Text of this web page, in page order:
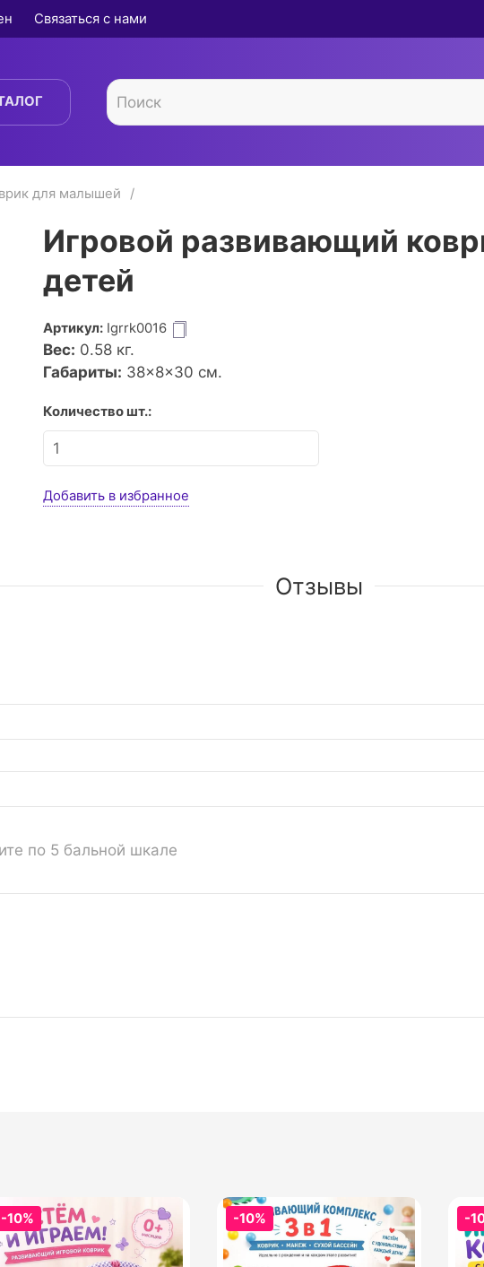
Связаться с нами
для малышей
Игровой развивающий
детей
Артикул: Igrrk0016
Вес: 0.58кг.
Габариты: 38×8×30 см.
Количество шт.:
Добавить в избранное
Отзывы
по 5 бальной шкале
-10% -10% -